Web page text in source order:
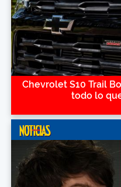
Chevrolet S10 Trail
todo lo